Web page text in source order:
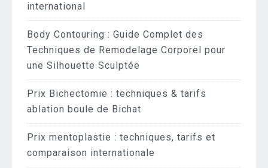
international
Body Contouring : Guide Complet des
Techniques de Remodelage Corporel pour
une Silhouette Sculptée
Prix Bichectomie : techniques & tarifs
ablation boule de Bichat
Prix mentoplastie : techniques, tarifs et
comparaison internationale